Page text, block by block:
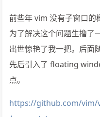
前些年 vim 没有子窗口的
为了解决这个问题生撸了
出世惊艳了我一把。后面
先后引入了 floating
点。
https://github.com/